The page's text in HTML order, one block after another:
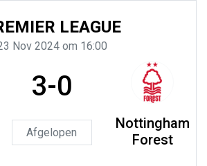
LEAGUE
Nov 2024 om 16:00
3-0
Afgelopen
Nottingham
Forest